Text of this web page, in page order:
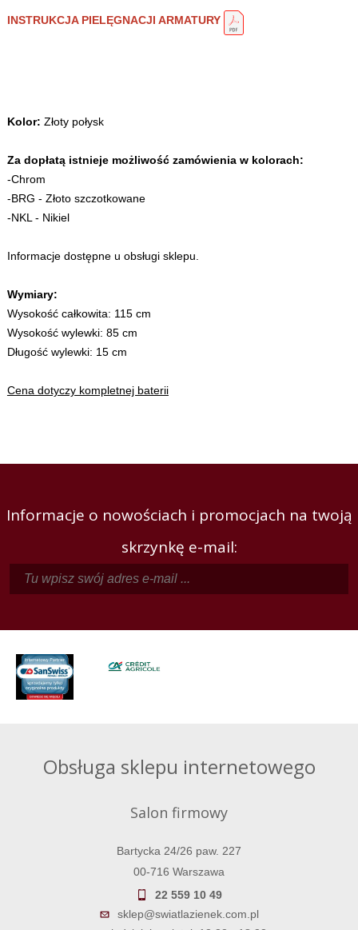
INSTRUKCJA PIELĘGNACJI ARMATURY
Kolor: Złoty połysk
Za dopłatą istnieje możliwość zamówienia w kolorach:
-Chrom
-BRG - Złoto szczotkowane
-NKL - Nikiel
Informacje dostępne u obsługi sklepu.
Wymiary:
Wysokość całkowita: 115 cm
Wysokość wylewki: 85 cm
Długość wylewki: 15 cm
Cena dotyczy kompletnej baterii
Informacje o nowościach i promocjach na twoją
skrzynkę e-mail:
Obsługa sklepu internetowego
Salon firmowy
Bartycka 24/26 paw. 227
00-716 Warszawa
22 559 10 49
sklep@swiatlazienek.com.pl